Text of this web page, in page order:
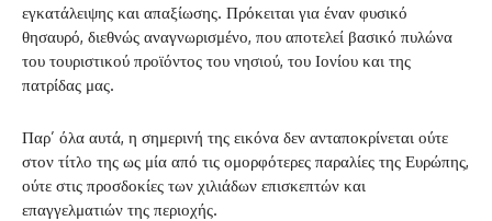
εγκατάλειψης και απαξίωσης. Πρόκειται για έναν φυσικό
θησαυρό, διεθνώς αναγνωρισμένο, που αποτελεί βασικό πυλώνα
του τουριστικού προϊόντος του νησιού, του Ιονίου και της
πατρίδας μας.
Παρ’ όλα αυτά, η σημερινή της εικόνα δεν ανταποκρίνεται ούτε
στον τίτλο της ως μία από τις ομορφότερες παραλίες της Ευρώπης,
ούτε στις προσδοκίες των χιλιάδων επισκεπτών και
επαγγελματιών της περιοχής.